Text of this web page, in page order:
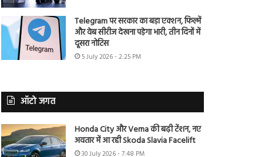
Telegram पर सरकार का बड़ा एक्शन, फिल्में
और वेब सीरीज देखना पड़ेगा भारी, तीन दिनों में
दूसरा नोटिस
5 July 2026 - 2:25 PM
ऑटो जगत
Honda City और Verna की बढ़ी टेंशन, नए
अवतार में आ रही Skoda Slavia Facelift
30 July 2026 - 7:48 PM